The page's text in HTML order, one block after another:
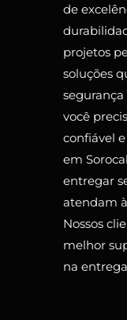
de
projetos
soluções
você
confiável
em
entregar
atendam
Nossos
melhor
na